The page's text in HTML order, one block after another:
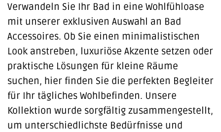
Verwandeln Sie Ihr Bad in eine Wohlfühloase
mit unserer exklusiven Auswahl an Bad
Accessoires. Ob Sie einen minimalistischen
Look anstreben, luxuriöse Akzente setzen oder
praktische Lösungen für kleine Räume
suchen, hier finden Sie die perfekten Begleiter
für Ihr tägliches Wohlbefinden. Unsere
Kollektion wurde sorgfältig zusammengestellt,
um unterschiedlichste Bedürfnisse und